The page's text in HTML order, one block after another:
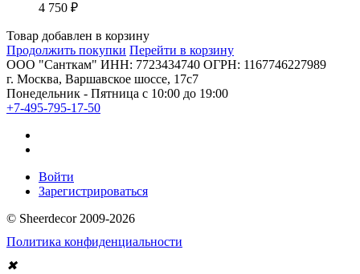
4 750 ₽
Товар добавлен в корзину
Продолжить покупки Перейти в корзину
ООО "Санткам" ИНН: 7723434740 ОГРН: 1167746227989
г. Москва, Варшавское шоссе, 17с7
Понедельник - Пятница с 10:00 до 19:00
+7-495-795-17-50
Войти
Зарегистрироваться
© Sheerdecor 2009-2026
Политика конфиденциальности
✖